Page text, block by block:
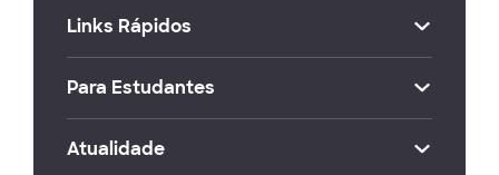
Links Rápidos
Para Estudantes
Atualidade